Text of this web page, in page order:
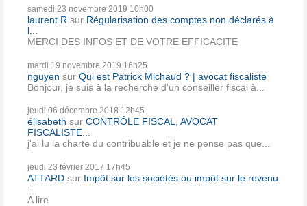
samedi 23 novembre 2019 10h00
laurent R sur Régularisation des comptes non déclarés à
l...
MERCI DES INFOS ET DE VOTRE EFFICACITE
mardi 19 novembre 2019 16h25
nguyen sur Qui est Patrick Michaud ? | avocat fiscaliste
Bonjour, je suis à la recherche d'un conseiller fiscal à...
jeudi 06 décembre 2018 12h45
élisabeth sur CONTRÔLE FISCAL, AVOCAT
FISCALISTE...
j'ai lu la charte du contribuable et je ne pense pas que...
jeudi 23 février 2017 17h45
ATTARD sur Impôt sur les sociétés ou impôt sur le revenu
:...
A lire